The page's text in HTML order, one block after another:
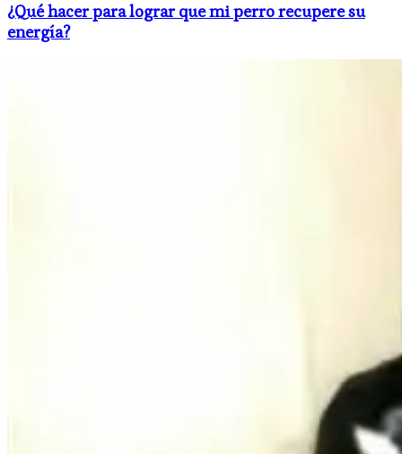
¿Qué hacer para lograr que mi perro recupere su
energía?